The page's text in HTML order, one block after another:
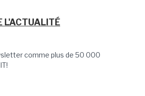
L'ACTUALITÉ
comme plus de 50 000